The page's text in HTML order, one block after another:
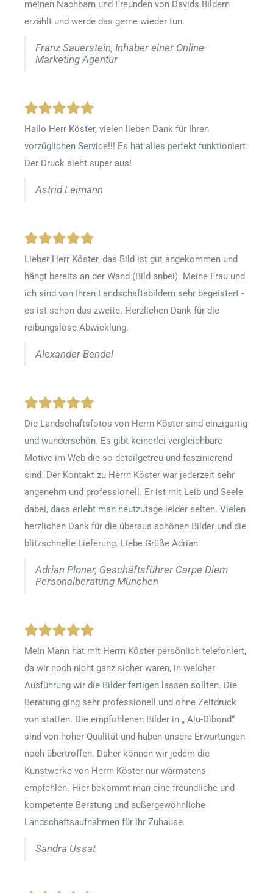
meinen Nachbarn und Freunden von Davids Bildern
erzählt und werde das gerne wieder tun.
Franz Sauerstein, Inhaber einer Online-
Marketing Agentur
Hallo Herr Köster, vielen lieben Dank für Ihren
vorzüglichen Service!!! Es hat alles perfekt funktioniert.
Der Druck sieht super aus!
Astrid Leimann
Lieber Herr Köster, das Bild ist gut angekommen und
hängt bereits an der Wand (Bild anbei). Meine Frau und
ich sind von Ihren Landschaftsbildern sehr begeistert -
es ist schon das zweite. Herzlichen Dank für die
reibungslose Abwicklung.
Alexander Bendel
Die Landschaftsfotos von Herrn Köster sind einzigartig
und wunderschön. Es gibt keinerlei vergleichbare
Motive im Web die so detailgetreu und faszinierend
sind. Der Kontakt zu Herrn Köster war jederzeit sehr
angenehm und professionell. Er ist mit Leib und Seele
dabei, dass erlebt man heutzutage leider selten. Vielen
herzlichen Dank für die überaus schönen Bilder und die
blitzschnelle Lieferung. Liebe Grüße Adrian
Adrian Ploner, Geschäftsführer Carpe Diem
Personalberatung München
Mein Mann hat mit Herrn Köster persönlich telefoniert,
da wir noch nicht ganz sicher waren, in welcher
Ausführung wir die Bilder fertigen lassen sollten. Die
Beratung ging sehr professionell und ohne Zeitdruck
von statten. Die empfohlenen Bilder in „ Alu-Dibond“
sind von hoher Qualität und haben unsere Erwartungen
noch übertroffen. Daher können wir jedem die
Kunstwerke von Herrn Köster nur wärmstens
empfehlen. Hier bekommt man eine freundliche und
kompetente Beratung und außergewöhnliche
Landschaftsaufnahmen für ihr Zuhause.
Sandra Ussat